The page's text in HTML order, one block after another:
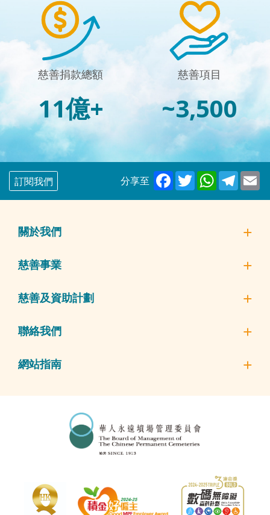
慈善捐款總額
11億+
慈善項目
~3,500
訂閱我們 分享至 Facebook
Twitter
關於我們
慈善事業
慈善及資助計劃
聯絡我們
網站指南